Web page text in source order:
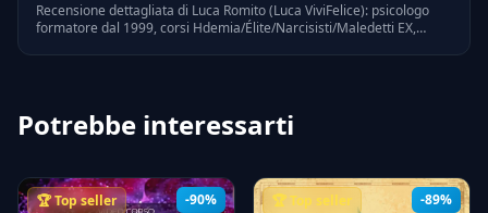
Recensione dettagliata di Luca Romito (Luca ViviFelice): psicologo
formatore dal 1999, corsi Hdemia/Élite/Narcisisti/Maledetti EX,
Potrebbe interessarti
-90%
🏆 Top seller -89%
🏆 Top seller